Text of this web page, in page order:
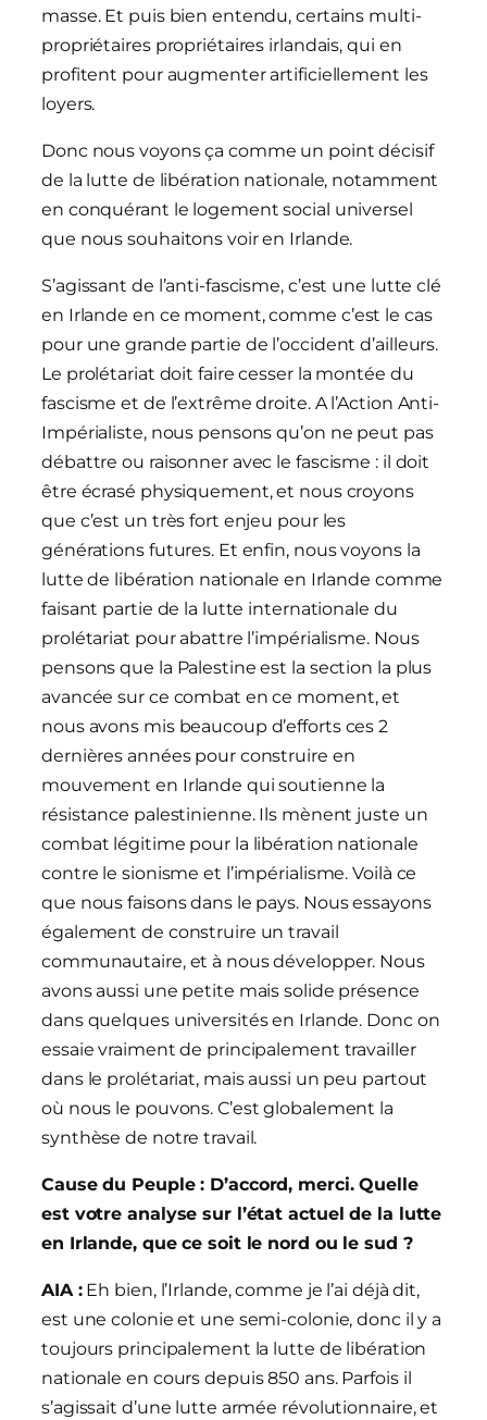
masse. Et puis bien entendu, certains multi-
propriétaires propriétaires irlandais, qui en
profitent pour augmenter artificiellement les
loyers.
Donc nous voyons ça comme un point décisif
de la lutte de libération nationale, notamment
en conquérant le logement social universel
que nous souhaitons voir en Irlande.
S’agissant de l’anti-fascisme, c’est une lutte clé
en Irlande en ce moment, comme c’est le cas
pour une grande partie de l’occident d’ailleurs.
Le prolétariat doit faire cesser la montée du
fascisme et de l’extrême droite. A l’Action Anti-
Impérialiste, nous pensons qu’on ne peut pas
débattre ou raisonner avec le fascisme : il doit
être écrasé physiquement, et nous croyons
que c’est un très fort enjeu pour les
générations futures. Et enfin, nous voyons la
lutte de libération nationale en Irlande comme
faisant partie de la lutte internationale du
prolétariat pour abattre l’impérialisme. Nous
pensons que la Palestine est la section la plus
avancée sur ce combat en ce moment, et
nous avons mis beaucoup d’efforts ces 2
dernières années pour construire en
mouvement en Irlande qui soutienne la
résistance palestinienne. Ils mènent juste un
combat légitime pour la libération nationale
contre le sionisme et l’impérialisme. Voilà ce
que nous faisons dans le pays. Nous essayons
également de construire un travail
communautaire, et à nous développer. Nous
avons aussi une petite mais solide présence
dans quelques universités en Irlande. Donc on
essaie vraiment de principalement travailler
dans le prolétariat, mais aussi un peu partout
où nous le pouvons. C’est globalement la
synthèse de notre travail.
Cause du Peuple : D’accord, merci. Quelle
est votre analyse sur l’état actuel de la lutte
en Irlande, que ce soit le nord ou le sud ?
AIA :Eh bien, l’Irlande, comme je l’ai déjà dit,
est une colonie et une semi-colonie, donc il y a
toujours principalement la lutte de libération
nationale en cours depuis 850 ans. Parfois il
s’agissait d’une lutte armée révolutionnaire, et